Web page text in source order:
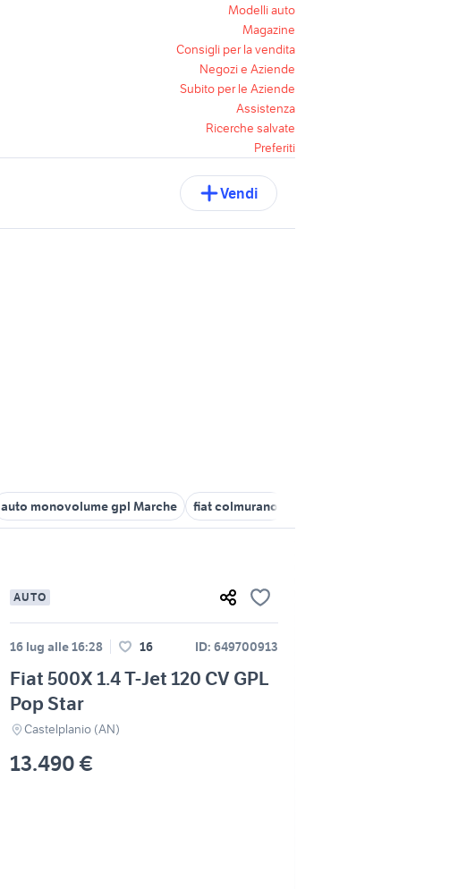
Modelli auto
Magazine
Consigli per la vendita
Negozi e Aziende
Subito per le Aziende
Assistenza
Ricerche salvate
Preferiti
Vendi
auto monovolume gpl Marche fiat colmurano
AUTO
16 lug alle 16:28 16 ID: 649700913
Fiat 500X 1.4 T-Jet 120 CV GPL
Pop Star
Castelplanio (AN)
13.490 €